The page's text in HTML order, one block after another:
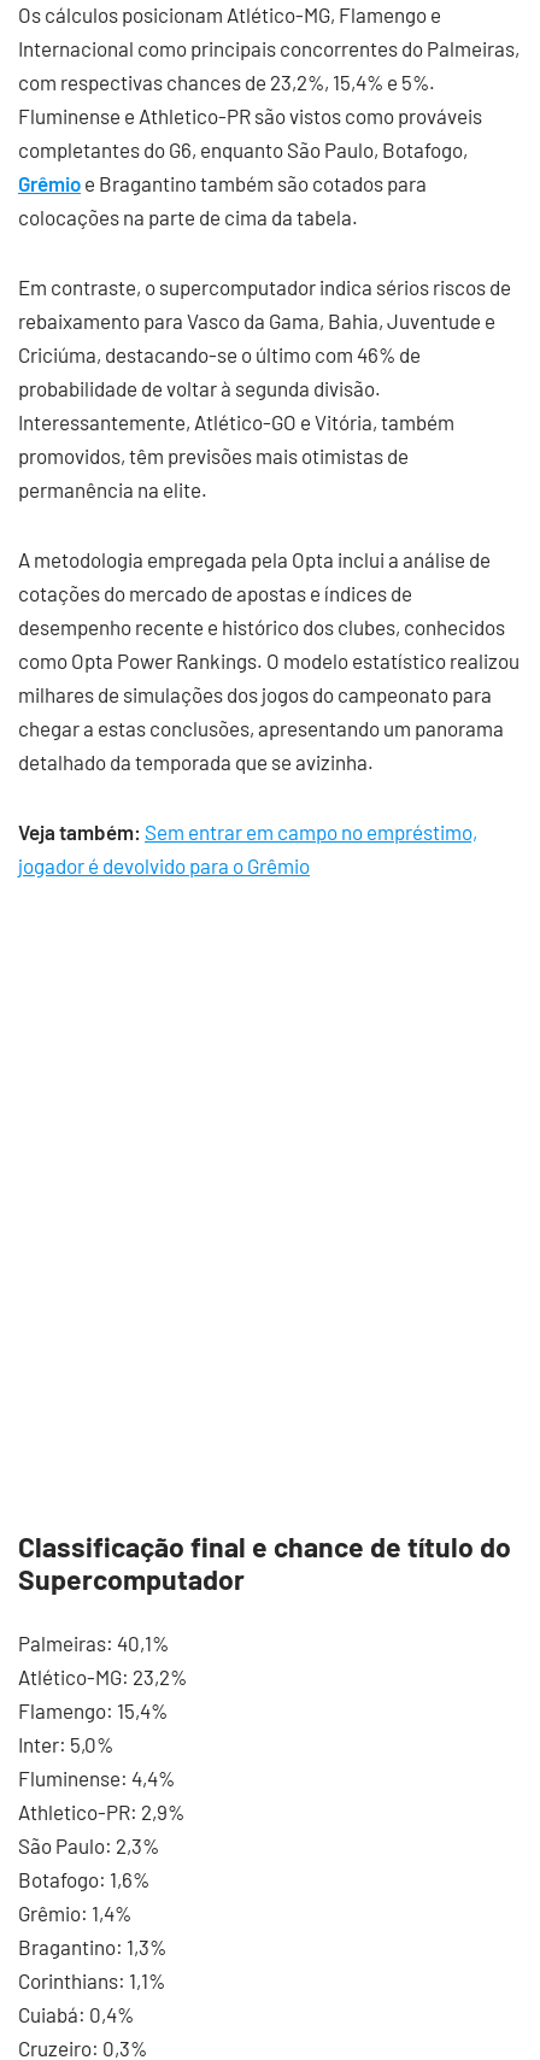
Os cálculos posicionam Atlético-MG, Flamengo e
Internacional como principais concorrentes do Palmeiras,
com respectivas chances de 23,2%, 15,4% e 5%.
Fluminense e Athletico-PR são vistos como prováveis
completantes do G6, enquanto São Paulo, Botafogo,
Grêmio e Bragantino também são cotados para
colocações na parte de cima da tabela.
Em contraste, o supercomputador indica sérios riscos de
rebaixamento para Vasco da Gama, Bahia, Juventude e
Criciúma, destacando-se o último com 46% de
probabilidade de voltar à segunda divisão.
Interessantemente, Atlético-GO e Vitória, também
promovidos, têm previsões mais otimistas de
permanência na elite.
A metodologia empregada pela Opta inclui a análise de
cotações do mercado de apostas e índices de
desempenho recente e histórico dos clubes, conhecidos
como Opta Power Rankings. O modelo estatístico realizou
milhares de simulações dos jogos do campeonato para
chegar a estas conclusões, apresentando um panorama
detalhado da temporada que se avizinha.
Veja também: Sem entrar em campo no empréstimo,
jogador é devolvido para o Grêmio
Classificação final e chance de título do
Supercomputador
Palmeiras: 40,1%
Atlético-MG: 23,2%
Flamengo: 15,4%
Inter: 5,0%
Fluminense: 4,4%
Athletico-PR: 2,9%
São Paulo: 2,3%
Botafogo: 1,6%
Grêmio: 1,4%
Bragantino: 1,3%
Corinthians: 1,1%
Cuiabá: 0,4%
Cruzeiro: 0,3%